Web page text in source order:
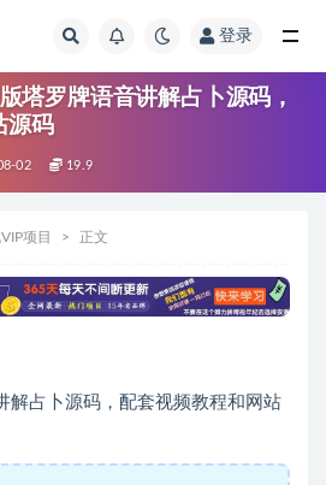
登录
塔罗牌语音讲解占卜源码，
源码
02 19.9
项目 正文
解占卜源码，配套视频教程和网站